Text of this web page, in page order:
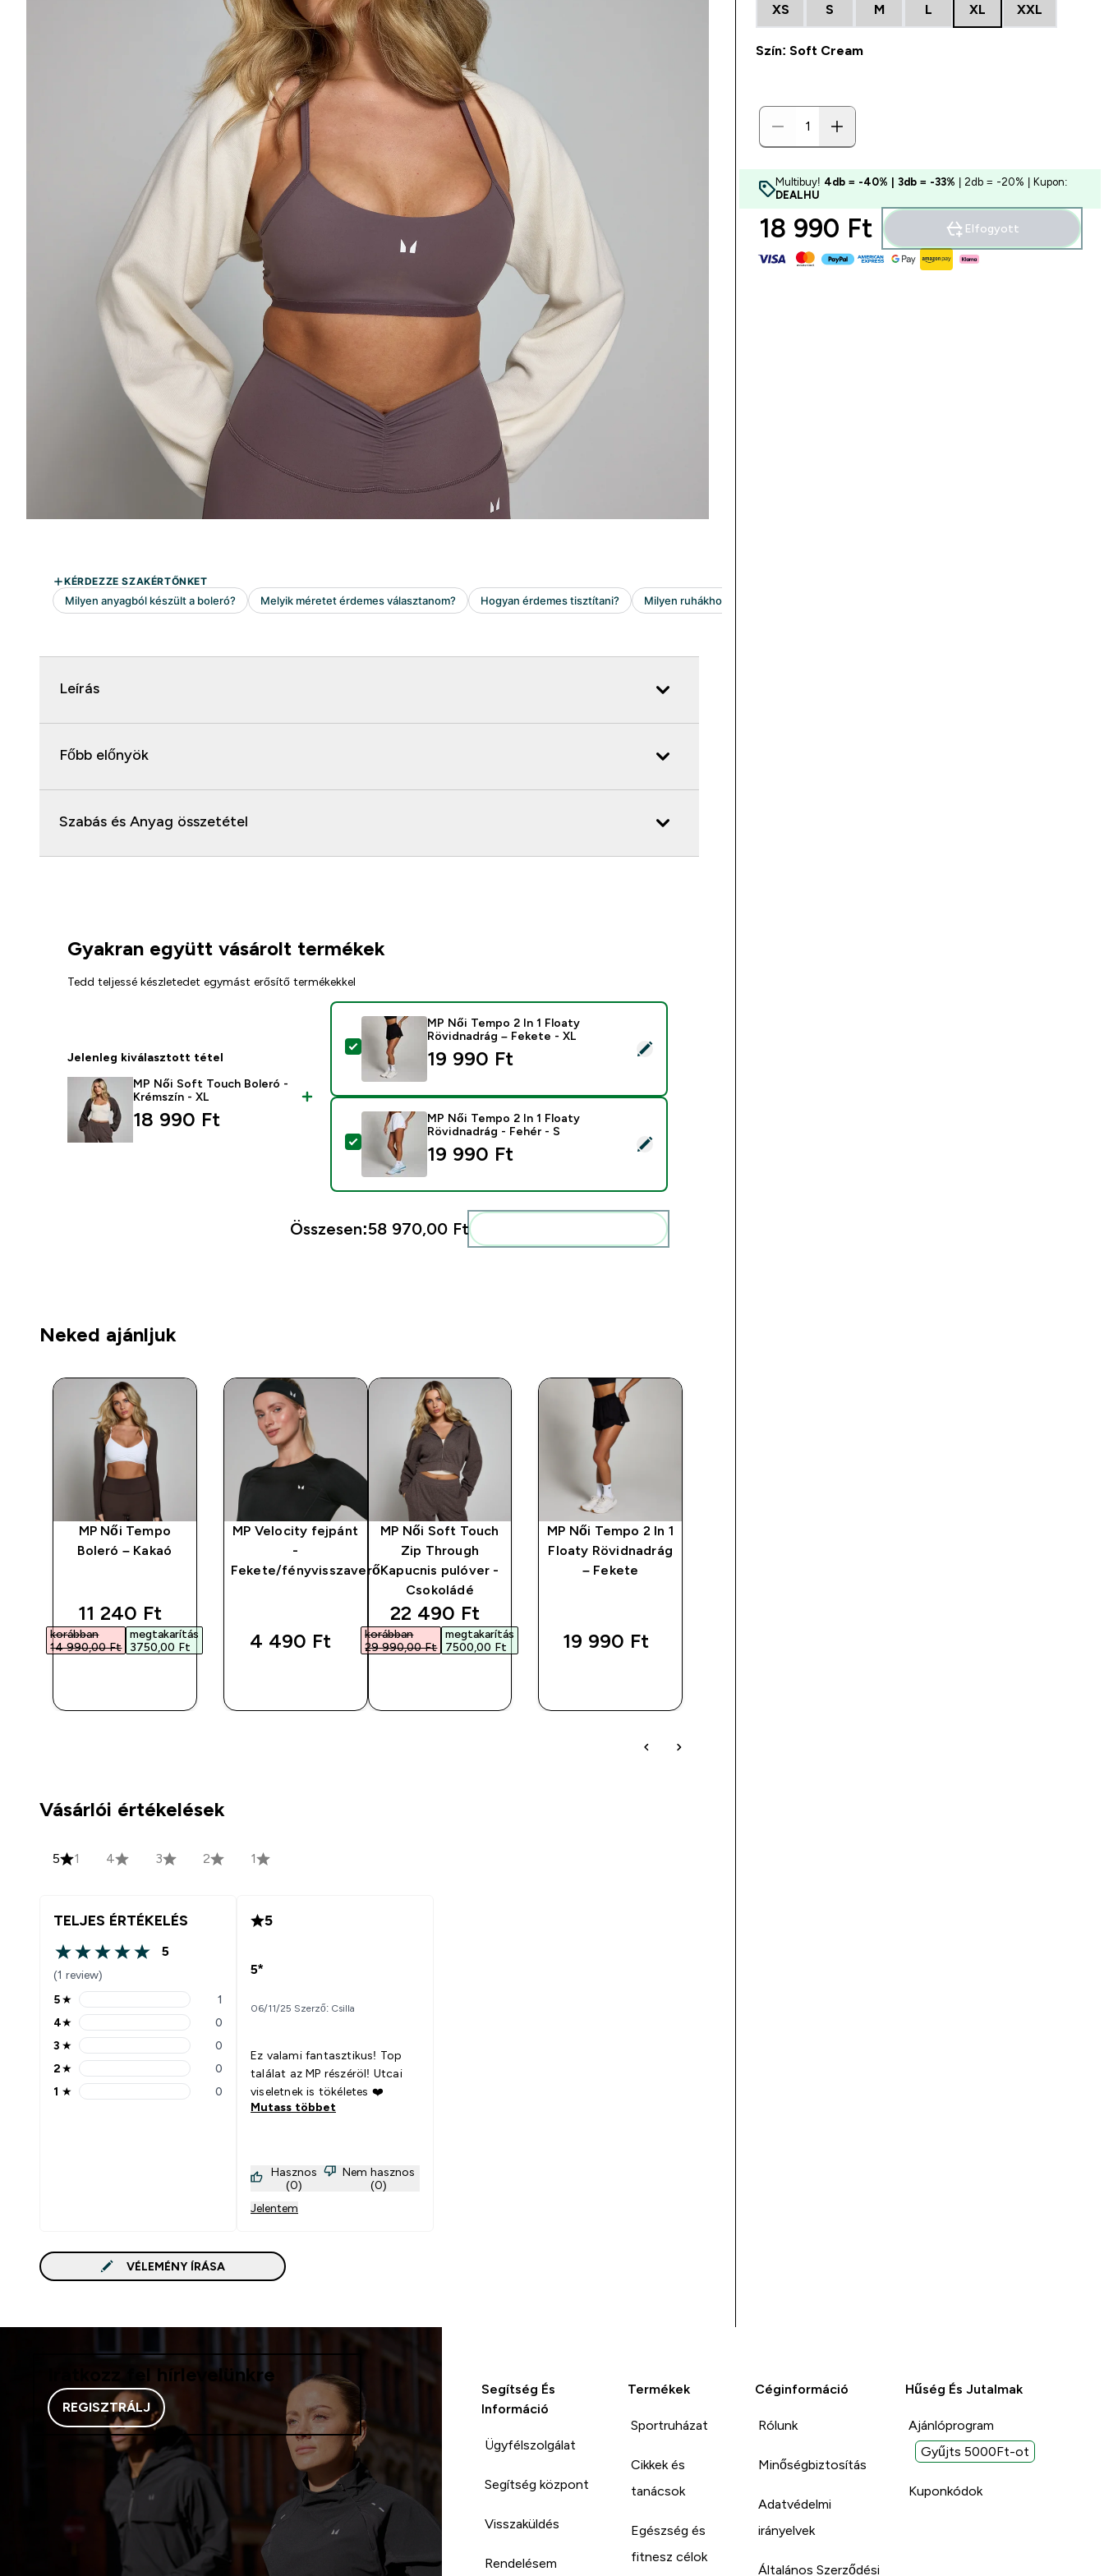
Leírás
Főbb előnyök
Szabás és Anyag összetétel
Gyakran együtt vásárolt termékek
Tedd teljessé készletedet egymást erősítő termékekkel
Jelenleg kiválasztott tétel
MP Női Soft Touch Boleró -
Krémszín - XL
18 990 Ft‎
Termék kiválasztása - MP Női Tempo 2 In 1 Floaty Rövidnadrág – Fekete - XL
MP Női Tempo 2 In 1 Floaty
Rövidnadrág – Fekete - XL
19 990 Ft‎
Termék kiválasztása - MP Női Tempo 2 In 1 Floaty Rövidnadrág - Fehér - S
MP Női Tempo 2 In 1 Floaty
Rövidnadrág - Fehér - S
19 990 Ft‎
Összesen:58 970,00 Ft‎
Neked ajánljuk
MP Női Tempo
Boleró – Kakaó
discounted price
11 240 Ft‎
korábban
14 990,00 Ft‎
megtakarítás
3750,00 Ft‎
MP Velocity fejpánt
-
Fekete/fényvisszaverő
4 490 Ft‎
MP Női Soft Touch
Zip Through
Kapucnis pulóver -
Csokoládé
discounted price
22 490 Ft‎
korábban
29 990,00 Ft‎
megtakarítás
7500,00 Ft‎
MP Női Tempo 2 In 1
Floaty Rövidnadrág
– Fekete
19 990 Ft‎
Vásárlói értékelések
5 1 4 3 2 1
TELJES ÉRTÉKELÉS
5 out of 5 stars
5
(1 review)
5 stars rating 1 reviews
5★ 1
4 stars rating 0 reviews
4★ 0
3 stars rating 0 reviews
3 ★ 0
2 stars rating 0 reviews
2★ 0
1 stars rating 0 reviews
1 ★ 0
5
5*
06/11/25 Szerző: Csilla
Ez valami fantasztikus! Top
találat az MP részéröl! Utcai
viseletnek is tökéletes ❤️
Mutass többet
Hasznos
(0)
Nem hasznos
(0)
Jelentem
VÉLEMÉNY ÍRÁSA
XS S M L XL XXL
Szín: Soft Cream
Multibuy! 4db = -40% | 3db = -33% | 2db = -20% | Kupon:
DEALHU
18 990 Ft‎ Elfogyott
Iratkozz fel hírlevelünkre
REGISZTRÁLJ
Segítség És
Információ
Ügyfélszolgálat
Segítség központ
Visszaküldés
Rendelésem
Termékek
Sportruházat
Cikkek és
tanácsok
Egészség és
fitnesz célok
Céginformáció
Rólunk
Minőségbiztosítás
Adatvédelmi
irányelvek
Általános Szerződési
Hűség És Jutalmak
Ajánlóprogram
Gyűjts 5000Ft-ot
Kuponkódok